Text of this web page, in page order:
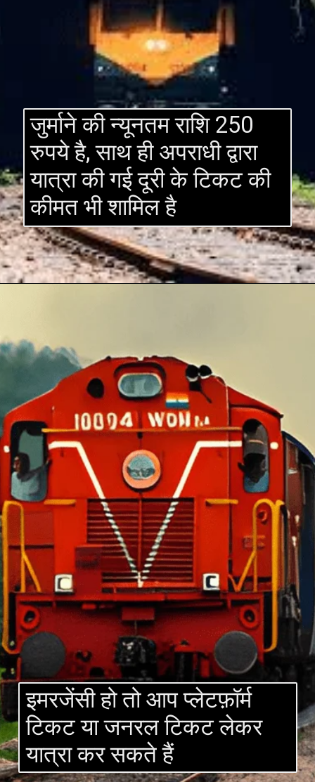
जुर्माने की न्यूनतम राशि 250
रुपये है, साथ ही अपराधी द्वारा
यात्रा की गई दूरी के टिकट की
कीमत भी शामिल है
इमरजेंसी हो तो आप प्लेटफ़ॉर्म
टिकट या जनरल टिकट लेकर
यात्रा कर सकते हैं